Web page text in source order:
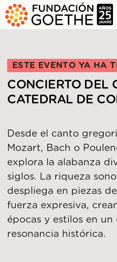
SALTAR AL
ESTE EVENTO YA HA
CONCIERTO DEL
CATEDRAL DE
Desde el canto
Mozart, Bach o
explora la alabanza
siglos. La riqueza
despliega en piezas
fuerza expresiva,
épocas y estilos en
resonancia histórica.